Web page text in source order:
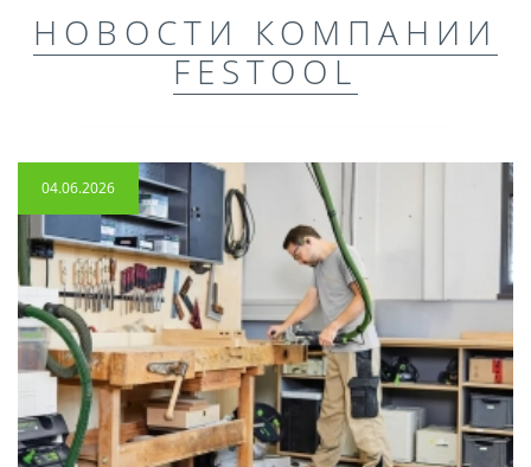
НОВОСТИ КОМПАНИИ
FESTOOL
04.06.2026